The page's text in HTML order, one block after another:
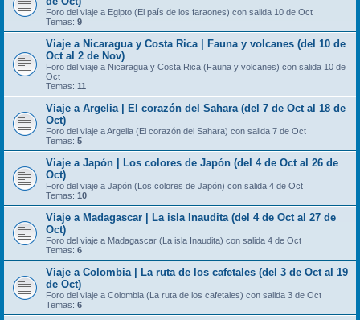
Foro del viaje a Egipto (El país de los faraones) con salida 10 de Oct
Temas: 9
Viaje a Nicaragua y Costa Rica | Fauna y volcanes (del 10 de
Oct al 2 de Nov)
Foro del viaje a Nicaragua y Costa Rica (Fauna y volcanes) con salida 10 de
Oct
Temas: 11
Viaje a Argelia | El corazón del Sahara (del 7 de Oct al 18 de
Oct)
Foro del viaje a Argelia (El corazón del Sahara) con salida 7 de Oct
Temas: 5
Viaje a Japón | Los colores de Japón (del 4 de Oct al 26 de
Oct)
Foro del viaje a Japón (Los colores de Japón) con salida 4 de Oct
Temas: 10
Viaje a Madagascar | La isla Inaudita (del 4 de Oct al 27 de
Oct)
Foro del viaje a Madagascar (La isla Inaudita) con salida 4 de Oct
Temas: 6
Viaje a Colombia | La ruta de los cafetales (del 3 de Oct al 19
de Oct)
Foro del viaje a Colombia (La ruta de los cafetales) con salida 3 de Oct
Temas: 6